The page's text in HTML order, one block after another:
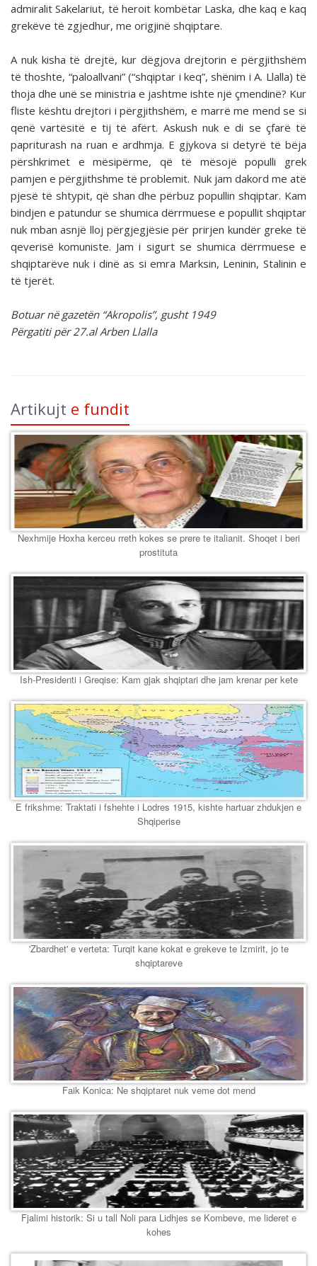
admiralit Sakelariut, të heroit kombëtar Laska, dhe kaq e kaq
grekëve të zgjedhur, me origjinë shqiptare.
A nuk kisha të drejtë, kur dëgjova drejtorin e përgjithshëm
të thoshte, “paloallvani” (“shqiptar i keq”, shënim i A. Llalla) të
thoja dhe unë se ministria e jashtme ishte një çmendinë? Kur
fliste kështu drejtori i përgjithshëm, e marrë me mend se si
qenë vartësitë e tij të afërt. Askush nuk e di se çfarë të
papriturash na ruan e ardhmja. E gjykova si detyrë të bëja
përshkrimet e mësipërme, që të mësojë populli grek
pamjen e përgjithshme të problemit. Nuk jam dakord me atë
pjesë të shtypit, që shan dhe përbuz popullin shqiptar. Kam
bindjen e patundur se shumica dërrmuese e popullit shqiptar
nuk mban asnjë lloj përgjegjësie për prirjen kundër greke të
qeverisë komuniste. Jam i sigurt se shumica dërrmuese e
shqiptarëve nuk i dinë as si emra Marksin, Leninin, Stalinin e
të tjerët.
Botuar në gazetën “Akropolis”, gusht 1949
Përgatiti për 27.al Arben Llalla
Artikujt e fundit
Nexhmije Hoxha kerceu rreth kokes se prere te italianit. Shoqet i beri
prostituta
Ish-Presidenti i Greqise: Kam gjak shqiptari dhe jam krenar per kete
E frikshme: Traktati i fshehte i Lodres 1915, kishte hartuar zhdukjen e
Shqiperise
'Zbardhet' e verteta: Turqit kane kokat e grekeve te Izmirit, jo te
shqiptareve
Faik Konica: Ne shqiptaret nuk veme dot mend
Fjalimi historik: Si u tall Noli para Lidhjes se Kombeve, me lideret e
kohes